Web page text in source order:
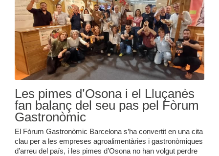
Les pimes d’Osona i el Lluçanès
fan balanç del seu pas pel Fòrum
Gastronòmic
El Fòrum Gastronòmic Barcelona s’ha convertit en una cita
clau per a les empreses agroalimentàries i gastronòmiques
d’arreu del país, i les pimes d’Osona no han volgut perdre